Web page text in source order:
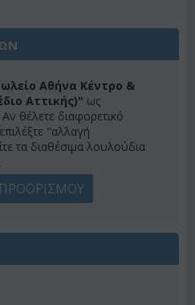
Αθήνα Κέντρο &
Αττικής)" ως
θέλετε διαφορετικό
"αλλαγή
τα διαθέσιμα λουλούδια